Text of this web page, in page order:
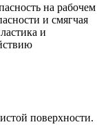
на рабочем
и смягчая
и
поверхности.